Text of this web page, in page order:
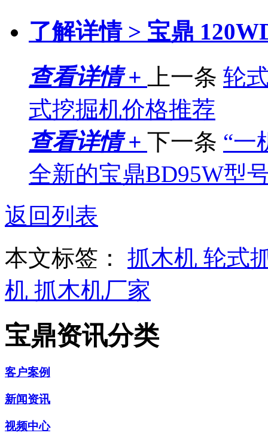
了解详情 > 宝鼎
查看详情 +
上一条 轮
式挖掘机价格推荐
查看详情 + 下一条 “一
全新的宝鼎BD95W型
返回列表
本文标签： 抓木机 轮式
机 抓木机厂家
宝鼎资讯分类
客户案例
新闻资讯
视频中心